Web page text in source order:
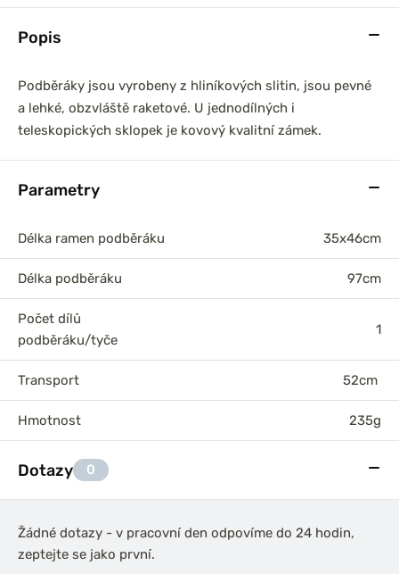
Popis
Podběráky jsou vyrobeny z hliníkových slitin, jsou pevné
a lehké, obzvláště raketové. U jednodílných i
teleskopických sklopek je kovový kvalitní zámek.
Parametry
Délka ramen podběráku 35x46cm
Délka podběráku 97cm
Počet dílů
podběráku/tyče
1
Transport 52cm
Hmotnost 235g
Dotazy 0
Žádné dotazy - v pracovní den odpovíme do 24 hodin,
zeptejte se jako první.